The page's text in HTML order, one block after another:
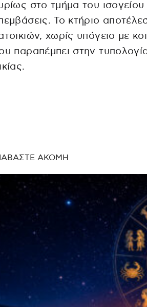
στο τμήμα του
Το κτήριο
χωρίς υπόγειο με
παραπέμπει στην
ΑΚΟΜΗ